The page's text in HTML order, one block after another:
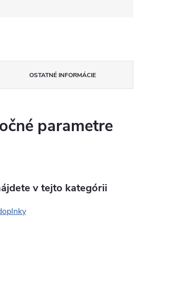
OSTATNÉ INFORMÁCIE
parametre
v tejto kategórii